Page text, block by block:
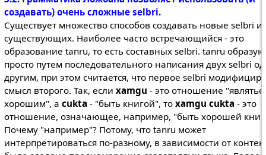
создавать) очень сложные selbri.
Существует множество способов создавать новые selbri из
существующих. Наиболее часто встречающийся - это
образование tanru, то есть составных selbri. tanru
просто путем последовательного написания двух selbri
другим, при этом считается, что первое selbri
смысл второго. Так, если xamgu - это отношение
хорошим", а cukta - "быть книгой", то xamgu cukta - это
отношение, означающее, например, "быть хорошей
Почему "например"? Потому, что tanru может
интерпретироваться по-разному, в зависимости от